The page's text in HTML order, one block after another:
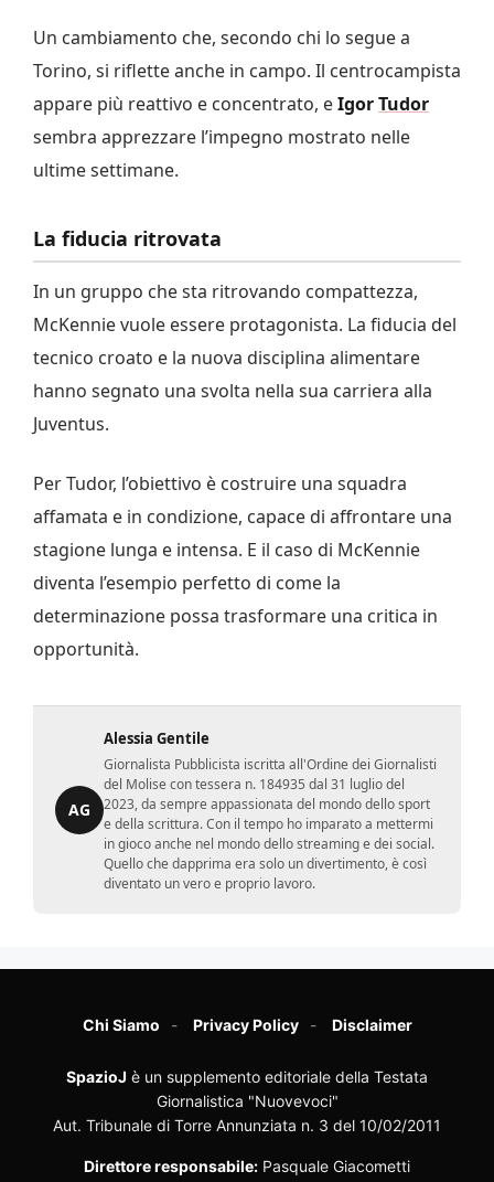
Un cambiamento che, secondo chi lo segue a
Torino, si riflette anche in campo. Il centrocampista
appare più reattivo e concentrato, eIgorTudor
sembra apprezzare l’impegno mostrato nelle
ultime settimane.
La fiducia ritrovata
In un gruppo che sta ritrovando compattezza,
McKennie vuole essere protagonista. La fiducia del
tecnico croato e la nuova disciplina alimentare
hanno segnato una svolta nella sua carriera alla
Juventus.
Per Tudor, l’obiettivo è costruire una squadra
affamata e in condizione, capace di affrontare una
stagione lunga e intensa. E il caso di McKennie
diventa l’esempio perfetto di come la
determinazione possa trasformare una critica in
opportunità.
AG
Alessia Gentile
Giornalista Pubblicista iscritta all'Ordine dei Giornalisti
del Molise con tessera n. 184935 dal 31 luglio del
2023, da sempre appassionata del mondo dello sport
e della scrittura. Con il tempo ho imparato a mettermi
in gioco anche nel mondo dello streaming e dei social.
Quello che dapprima era solo un divertimento, è così
diventato un vero e proprio lavoro.
Chi Siamo Privacy Policy Disclaimer
SpazioJ è un supplemento editoriale della Testata
Giornalistica "Nuovevoci"
Aut. Tribunale di Torre Annunziata n. 3 del 10/02/2011
Direttore responsabile: Pasquale Giacometti